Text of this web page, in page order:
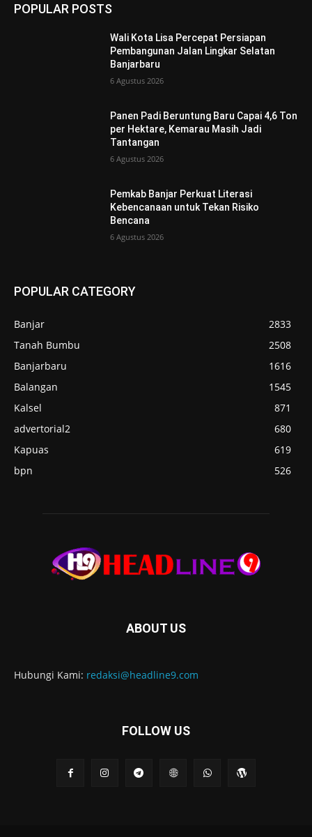
POPULAR POSTS
Wali Kota Lisa Percepat Persiapan
Pembangunan Jalan Lingkar Selatan
Banjarbaru
6 Agustus 2026
Panen Padi Beruntung Baru Capai 4,6 Ton
per Hektare, Kemarau Masih Jadi
Tantangan
6 Agustus 2026
Pemkab Banjar Perkuat Literasi
Kebencanaan untuk Tekan Risiko
Bencana
6 Agustus 2026
POPULAR CATEGORY
Banjar
2833
Tanah Bumbu
2508
Banjarbaru
1616
Balangan
1545
Kalsel
871
advertorial2
680
Kapuas
619
bpn
526
ABOUT US
Hubungi Kami: redaksi@headline9.com
FOLLOW US